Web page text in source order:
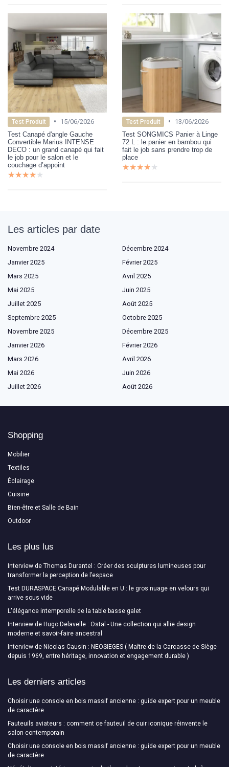
Test Produit •
15/06/2026
Test Canapé d'angle Gauche
Convertible Marius INTENSE
DECO : un grand canapé qui fait
le job pour le salon et le
couchage d’appoint
★★★★★
★★★★★
Test Produit •
13/06/2026
Test SONGMICS Panier à Linge
72 L : le panier en bambou qui
fait le job sans prendre trop de
place
★★★★★
★★★★★
Les articles par date
Novembre 2024
Décembre 2024
Janvier 2025
Février 2025
Mars 2025
Avril 2025
Mai 2025
Juin 2025
Juillet 2025
Août 2025
Septembre 2025
Octobre 2025
Novembre 2025
Décembre 2025
Janvier 2026
Février 2026
Mars 2026
Avril 2026
Mai 2026
Juin 2026
Juillet 2026
Août 2026
Shopping
Mobilier
Textiles
Éclairage
Cuisine
Bien-être et Salle de Bain
Outdoor
Les plus lus
Interview de Thomas Durantel : Créer des sculptures lumineuses pour
transformer la perception de l’espace
Test DURASPACE Canapé Modulable en U : le gros nuage en velours qui
arrive sous vide
L'élégance intemporelle de la table basse galet
Interview de Hugo Delavelle : Ostal - Une collection qui allie design
moderne et savoir-faire ancestral
Interview de Nicolas Causin : NEOSIEGES ( Maître de la Carcasse de Siège
depuis 1969, entre héritage, innovation et engagement durable )
Les derniers articles
Choisir une console en bois massif ancienne : guide expert pour un meuble
de caractère
Fauteuils aviateurs : comment ce fauteuil de cuir iconique réinvente le
salon contemporain
Choisir une console en bois massif ancienne : guide expert pour un meuble
de caractère